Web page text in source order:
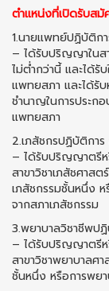
ตำแหน่งที่เปิดรับสมั
1.นายแพทย์ปฏิบัติก
– ได้รับปริญญาใน
ไม่ต่ำกว่านี้ และได้รั
แพทยสภา และได้รั
ชำนาญในการประก
แพทยสภา
2.เภสัชกรปฏิบัติกา
– ได้รับปริญญาตรีห
สาขาวิชาเภสัชศาส
เภสัชกรรมชั้นหนึ่ง
จากสภาเภสัชกรรม
3.พยาบาลวิชาชีพป
– ได้รับปริญญาตรีห
สาขาวิชาพยาบาลศ
ชั้นหนึ่ง หรือการพย